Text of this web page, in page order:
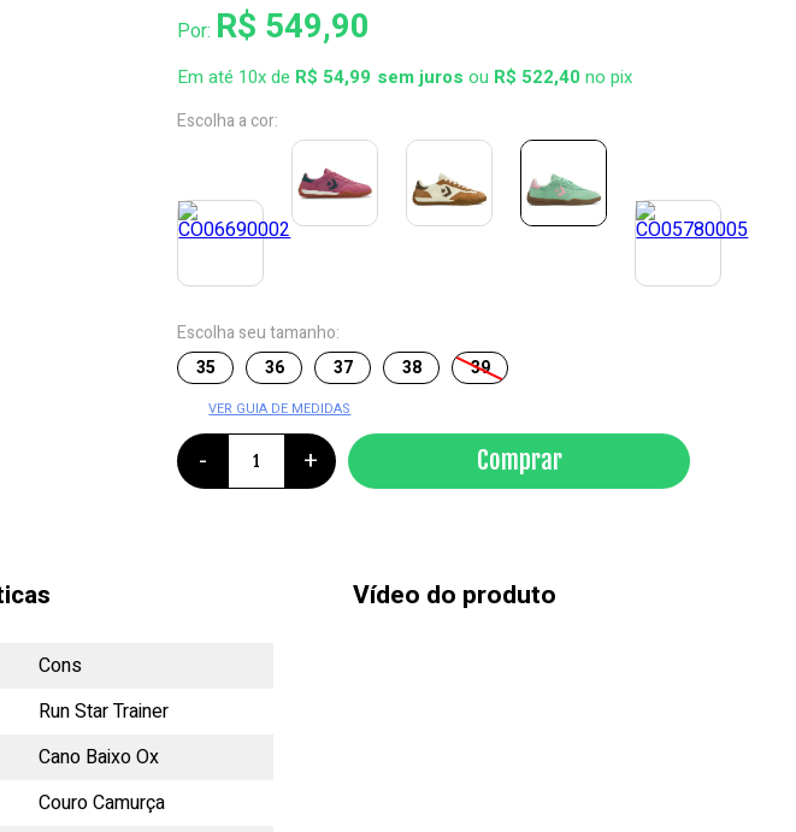
Por: R$ 549,90
Em até 10x de R$ 54,99 ou R$ 522,40no pix
Escolha a cor:
Escolha seu tamanho:
35
36 37 38 39
VER GUIA DE MEDIDAS
- + Comprar
Cons
Run Star Trainer
Cano Baixo Ox
Couro Camurça
Vídeo do produto